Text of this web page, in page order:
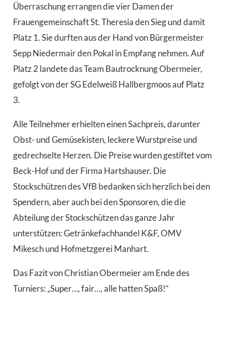
Überraschung errangen die vier Damen der
Frauengemeinschaft St. Theresia den Sieg und damit
Platz 1. Sie durften aus der Hand von Bürgermeister
Sepp Niedermair den Pokal in Empfang nehmen. Auf
Platz 2 landete das Team Bautrocknung Obermeier,
gefolgt von der SG Edelweiß Hallbergmoos auf Platz
3.
Alle Teilnehmer erhielten einen Sachpreis, darunter
Obst- und Gemüsekisten, leckere Wurstpreise und
gedrechselte Herzen. Die Preise wurden gestiftet vom
Beck-Hof und der Firma Hartshauser. Die
Stockschützen des VfB bedanken sich herzlich bei den
Spendern, aber auch bei den Sponsoren, die die
Abteilung der Stockschützen das ganze Jahr
unterstützen: Getränkefachhandel K&F, OMV
Mikesch und Hofmetzgerei Manhart.
Das Fazit von Christian Obermeier am Ende des
Turniers: „Super…, fair…, alle hatten Spaß!“